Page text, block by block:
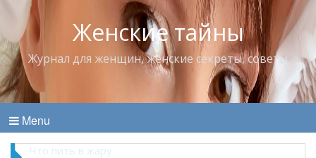
Женские тайны
Журнал для женщин, женские секреты, советы
Menu
Что пить в жару